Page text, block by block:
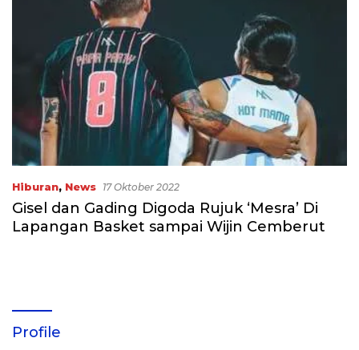
Hiburan, News 17 Oktober 2022
Gisel dan Gading Digoda Rujuk ‘Mesra’ Di
Lapangan Basket sampai Wijin Cemberut
Profile